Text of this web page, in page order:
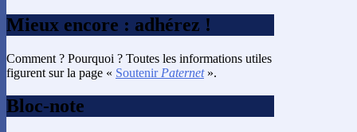
Mieux encore : adhérez !
Comment ? Pourquoi ? Toutes les informations utiles
figurent sur la page « Soutenir Paternet».
Bloc-note